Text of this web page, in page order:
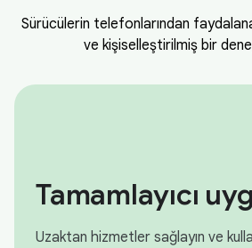
Sürücülerin telefonlarından
ve kişiselleştirilmiş bir
Tamamlayıcı
Uzaktan hizmetler sağlayın ve